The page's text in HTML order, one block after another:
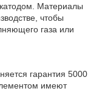
Материалы
чтобы
газа или
гарантия 5000
имеют